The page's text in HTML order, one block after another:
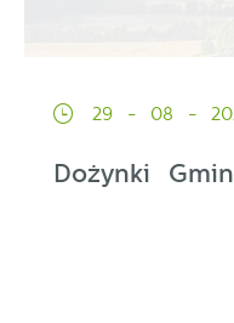
29 - 08 -
Dożynki